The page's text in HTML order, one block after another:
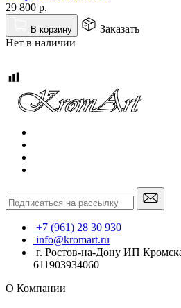
29 800 р.
В корзину
Заказать
Нет в наличии
+7 (961) 28 30 930
info@kromart.ru
г. Ростов-на-Дону ИП
611903934060
О Компании